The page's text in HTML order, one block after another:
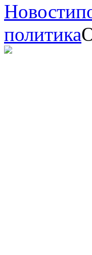
Новости
политика